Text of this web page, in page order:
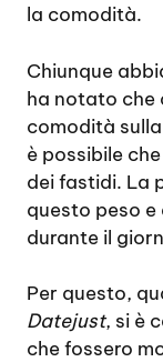
la comodità.
Chiunque
ha notato che
comodità
è possibile
dei fastidi. La
questo peso
durante il
Per questo,
Datejust, si è
che fossero